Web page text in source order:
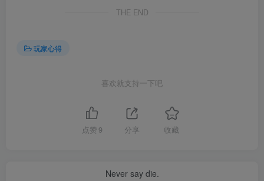
THE END
玩家心得
喜欢就支持一下吧
点赞 9 分享 收藏
Never say die.